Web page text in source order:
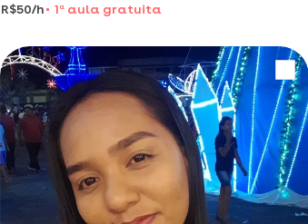
R$50/h
1 a aula gratuita